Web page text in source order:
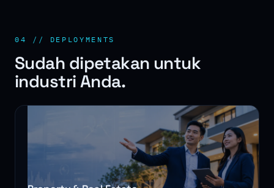
04 // DEPLOYMENTS
Sudah dipetakan untuk
industri Anda.